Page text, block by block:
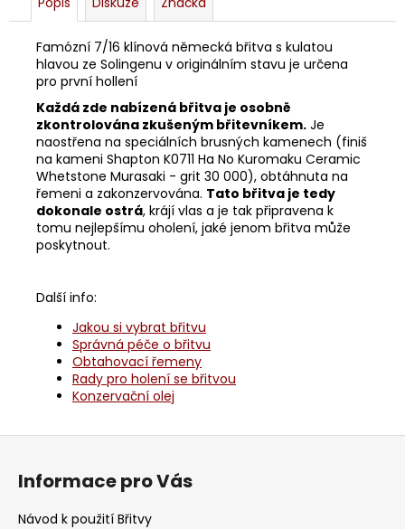
Famózní 7/16 klínová německá břitva s kulatou
hlavou ze Solingenu v originálním stavu je určena
pro první hollení
Každá zde nabízená břitva je osobně
zkontrolována zkušeným břitevníkem. Je
naostřena na speciálních brusných kamenech (finiš
na kameni Shapton K0711 Ha No Kuromaku Ceramic
Whetstone Murasaki - grit 30 000), obtáhnuta na
řemeni a zakonzervována. Tato břitva je tedy
dokonale ostrá, krájí vlas a je tak připravena k
tomu nejlepšímu oholení, jaké jenom břitva může
poskytnout.
Další info:
Jakou si vybrat břitvu
Správná péče o břitvu
Obtahovací řemeny
Rady pro holení se břitvou
Konzervační olej
3
880
Kč
Z
Informace pro Vás
Návod k použití Břitvy